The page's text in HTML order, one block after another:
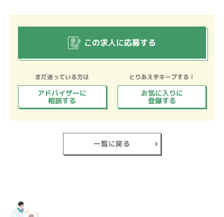
この求人に応募する
まだ迷っている方は
アドバイザーに
相談する
とりあえずキープする！
お気に入りに
登録する
一覧に戻る